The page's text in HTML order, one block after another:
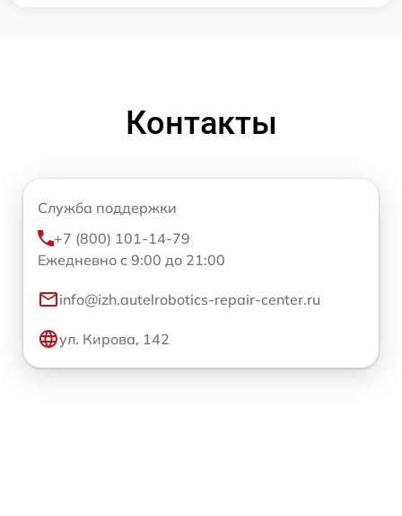
Контакты
Служба поддержки
+7 (800) 101-14-79
Ежедневно с 9:00 до 21:00
info@izh.autelrobotics-repair-center.ru
ул. Кирова, 142